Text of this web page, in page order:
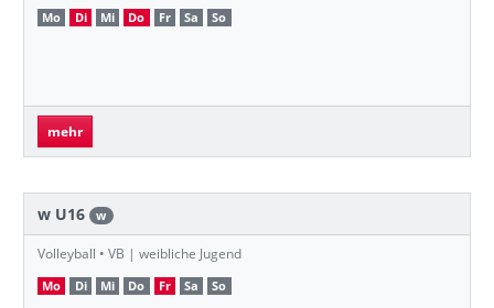
Mo Di Mi Do Fr Sa So
mehr
w U16 w
Volleyball • VB | weibliche Jugend
Mo Di Mi Do Fr Sa So